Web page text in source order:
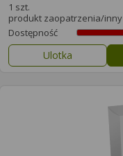
1 szt.
produkt zaopatrzenia/inny
Dostępność
Ulotka